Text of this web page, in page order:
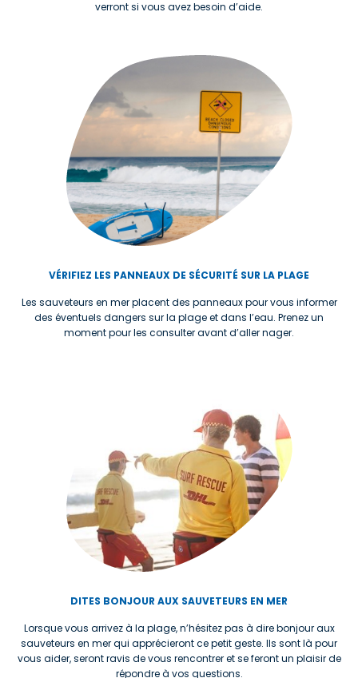
verront si vous avez besoin d’aide.
VÉRIFIEZ LES PANNEAUX DE SÉCURITÉ SUR LA PLAGE
Les sauveteurs en mer placent des panneaux pour vous informer
des éventuels dangers sur la plage et dans l’eau. Prenez un
moment pour les consulter avant d’aller nager.
DITES BONJOUR AUX SAUVETEURS EN MER
Lorsque vous arrivez à la plage, n’hésitez pas à dire bonjour aux
sauveteurs en mer qui apprécieront ce petit geste. Ils sont là pour
vous aider, seront ravis de vous rencontrer et se feront un plaisir de
répondre à vos questions.